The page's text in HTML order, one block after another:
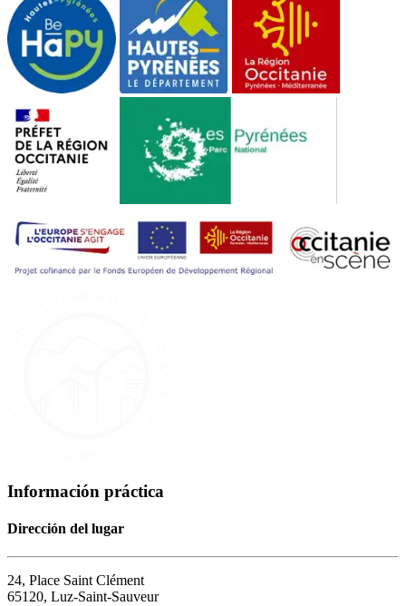
Información práctica
Dirección del lugar
24, Place Saint Clément
65120, Luz-Saint-Sauveur